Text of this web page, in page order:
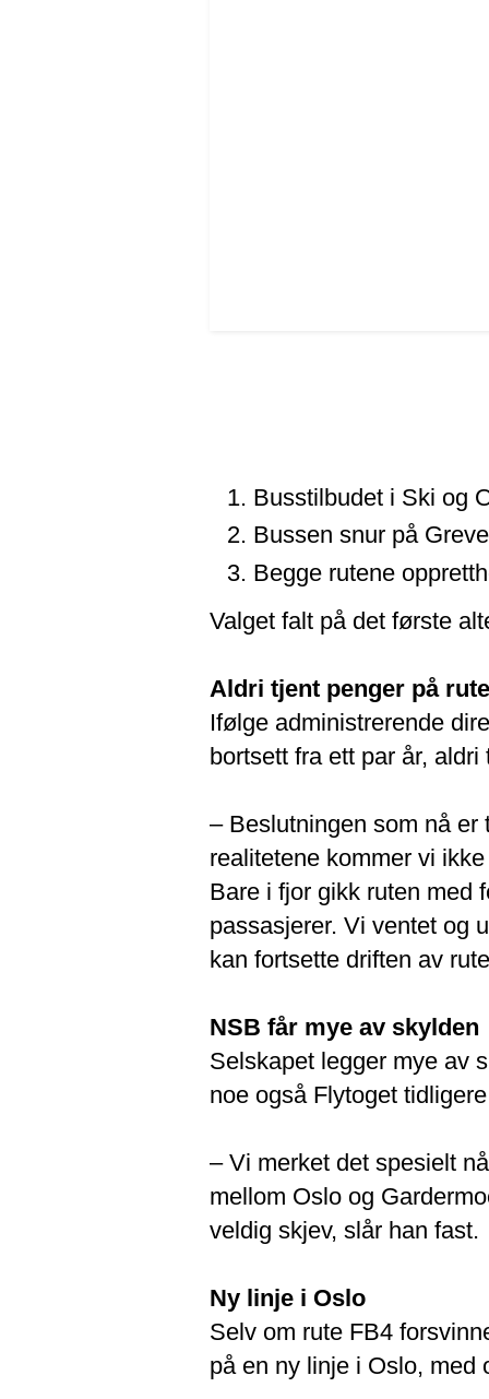
Busstilbudet i Ski og
Bussen snur på
Begge rutene
Valget falt på det første
Aldri tjent penger på
Ifølge administrerende
bortsett fra ett par år,
– Beslutningen som nå
realitetene kommer vi
Bare i fjor gikk ruten med
passasjerer. Vi ventet og
kan fortsette driften av
NSB får mye av skylden
Selskapet legger mye av
noe også Flytoget
– Vi merket det spesielt
mellom Oslo og
veldig skjev, slår han fast.
Ny linje i Oslo
Selv om rute FB4
på en ny linje i Oslo, med